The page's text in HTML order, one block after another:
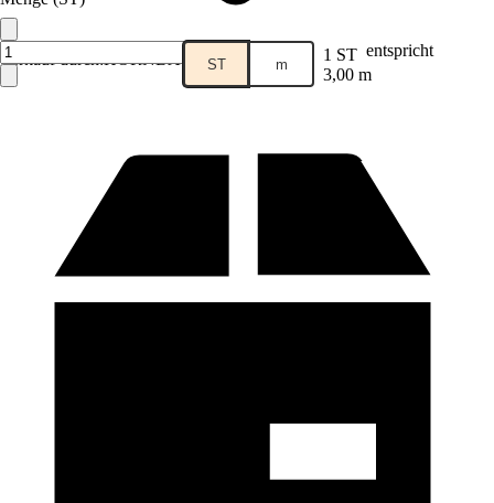
Verkauf durch:HORNBACH ST m 1 ST entspricht
3,00 m